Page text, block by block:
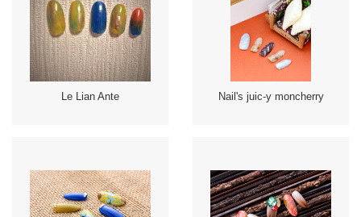
Le Lian Ante Nail's juic-y moncherry